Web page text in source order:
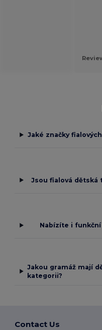
Jaké značky
Jsou fialová dětská
Nabízíte i
Jakou gramáž mají
kategorii?
Contact Us